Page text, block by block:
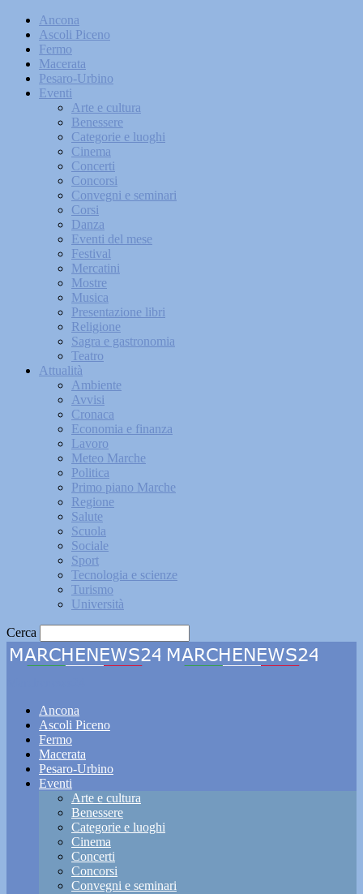
Ancona
Ascoli Piceno
Fermo
Macerata
Pesaro-Urbino
Eventi
Arte e cultura
Benessere
Categorie e luoghi
Cinema
Concerti
Concorsi
Convegni e seminari
Corsi
Danza
Eventi del mese
Festival
Mercatini
Mostre
Musica
Presentazione libri
Religione
Sagra e gastronomia
Teatro
Attualità
Ambiente
Avvisi
Cronaca
Economia e finanza
Lavoro
Meteo Marche
Politica
Primo piano Marche
Regione
Salute
Scuola
Sociale
Sport
Tecnologia e scienze
Turismo
Università
Cerca
Ancona
Ascoli Piceno
Fermo
Macerata
Pesaro-Urbino
Eventi
Arte e cultura
Benessere
Categorie e luoghi
Cinema
Concerti
Concorsi
Convegni e seminari